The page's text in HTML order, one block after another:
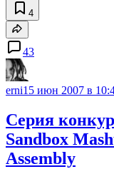
4
43
erni15 июн 2007 в
Серия
Sandbox
Assembly